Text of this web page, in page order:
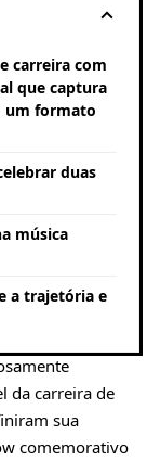
carreira com
que captura
um formato
duas
música
a trajetória e
da carreira de
sua
comemorativo